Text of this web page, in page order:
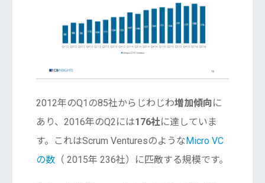
2012年のQ1の85社からじわじわ増加傾向に
あり、2016年のQ2には176社に達していま
す。これはScrum VenturesのようなMicro VC
の数（ 2015年 236社）に匹敵する規模です。